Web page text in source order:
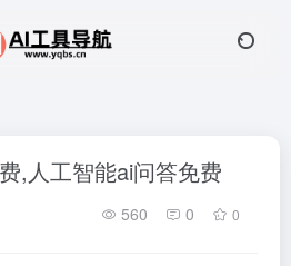
,人工智能ai问答免费
560 0 0